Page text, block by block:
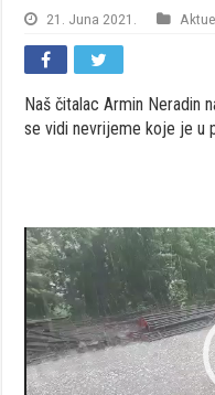
21. Juna 2021.
Naš čitalac Armin Neradin
se vidi nevrijeme koje je u
Video
Player